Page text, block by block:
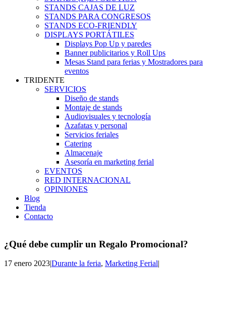
STANDS CAJAS DE LUZ
STANDS PARA CONGRESOS
STANDS ECO-FRIENDLY
DISPLAYS PORTÁTILES
Displays Pop Up y paredes
Banner publicitarios y Roll Ups
Mesas Stand para ferias y Mostradores para
eventos
TRIDENTE
SERVICIOS
Diseño de stands
Montaje de stands
Audiovisuales y tecnología
Azafatas y personal
Servicios feriales
Catering
Almacenaje
Asesoría en marketing ferial
EVENTOS
RED INTERNACIONAL
OPINIONES
Blog
Tienda
Contacto
¿Qué debe cumplir un Regalo Promocional?
17 enero 2023|Durante la feria, Marketing Ferial|